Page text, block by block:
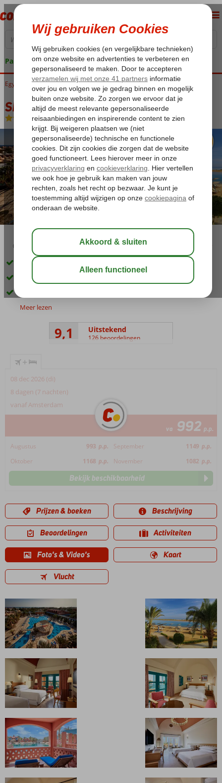
Pakketgarantie
Home
Egypte Rode Zee Hurghada El Gouna Sheraton Miramar
Sheraton Miramar
Ultra All Inclusive-Hotel
04:50 aug 34°C
Prachtig, ruim opgezet complex
3 eigen privéstranden
Meer lezen
9,1 Uitstekend
126 beoordelingen
+
08 dec 2026 (di)
8 dagen (7 nachten)
vanaf Amsterdam
va 992 p.p.
Augustus 993 p.p. September 1149 p.p.
Oktober
1168 p.p. November 1082 p.p.
Bekijk beschikbaarheid
Prijzen & boeken Beschrijving
Beoordelingen Activiteiten
Foto's & Video's Kaart
Vlucht